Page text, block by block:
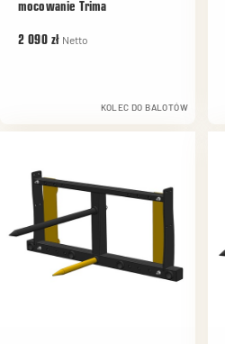
mocowanie Trima
2 090 zł Netto
KOLEC DO BALOTÓW